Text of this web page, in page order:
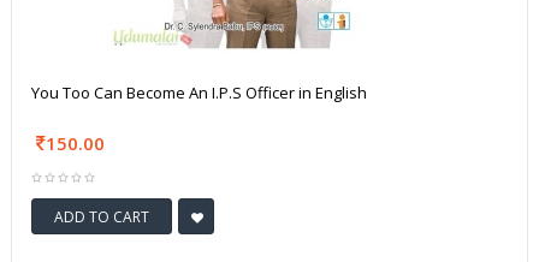
You Too Can Become An I.P.S Officer in English
150.00
ADD TO CART